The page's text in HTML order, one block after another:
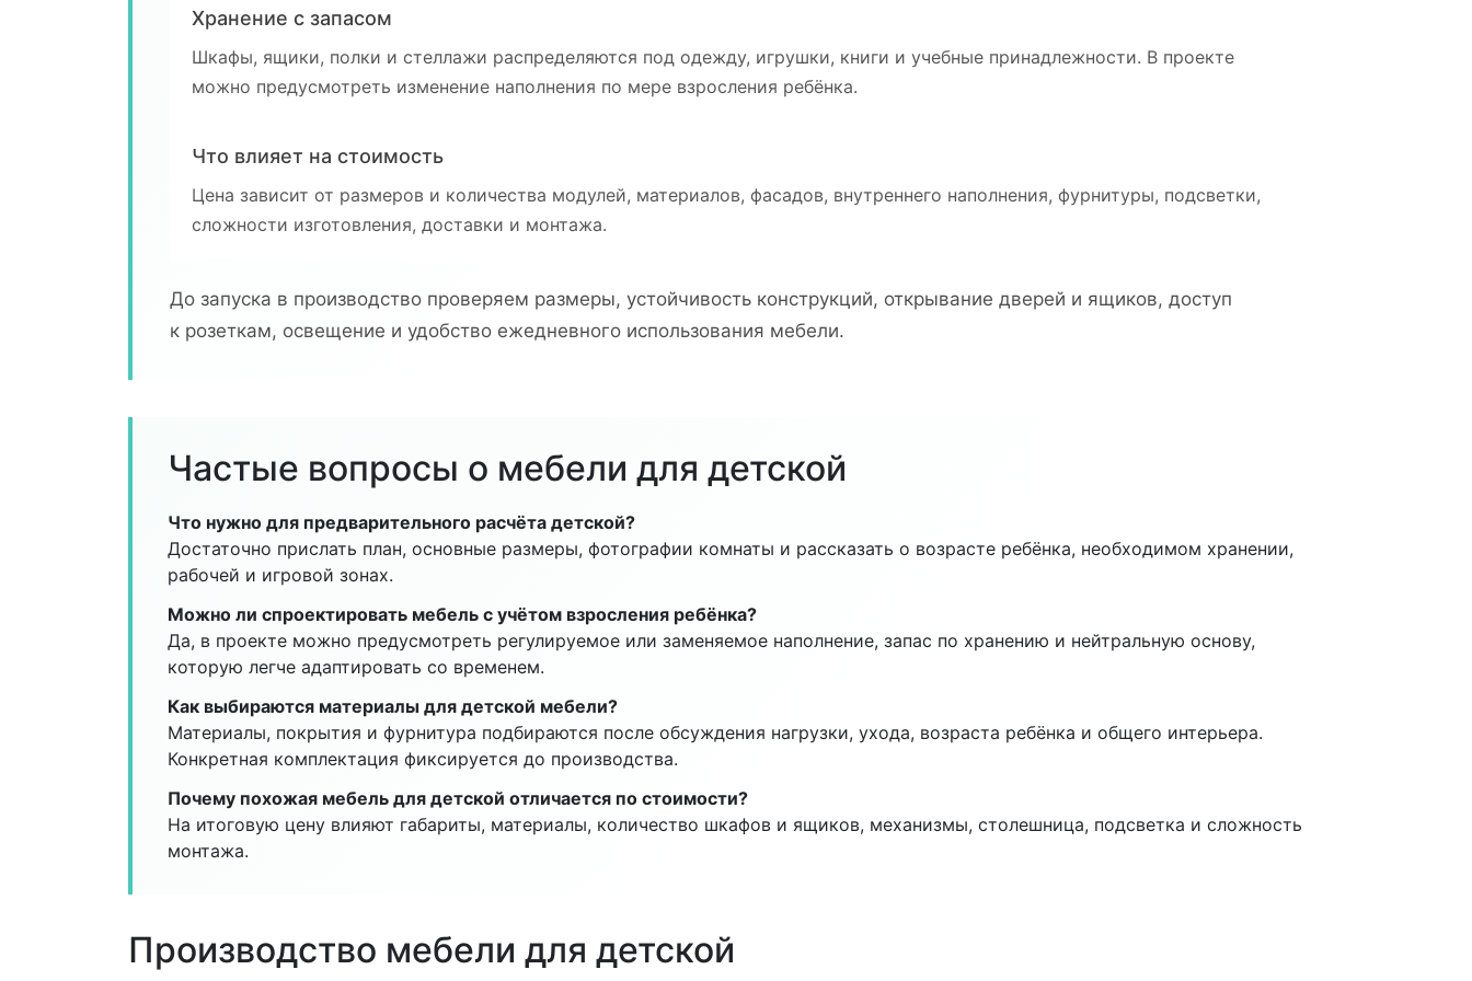
Хранение с запасом
Шкафы, ящики, полки и стеллажи распределяются под одежду, игрушки, книги и учебные принадлежности. В проекте
можно предусмотреть изменение наполнения по мере взросления ребёнка.
Что влияет на стоимость
Цена зависит от размеров и количества модулей, материалов, фасадов, внутреннего наполнения, фурнитуры, подсветки,
сложности изготовления, доставки и монтажа.
До запуска в производство проверяем размеры, устойчивость конструкций, открывание дверей и ящиков, доступ
к розеткам, освещение и удобство ежедневного использования мебели.
Частые вопросы о мебели для детской
Что нужно для предварительного расчёта детской?
Достаточно прислать план, основные размеры, фотографии комнаты и рассказать о возрасте ребёнка, необходимом хранении,
рабочей и игровой зонах.
Можно ли спроектировать мебель с учётом взросления ребёнка?
Да, в проекте можно предусмотреть регулируемое или заменяемое наполнение, запас по хранению и нейтральную основу,
которую легче адаптировать со временем.
Как выбираются материалы для детской мебели?
Материалы, покрытия и фурнитура подбираются после обсуждения нагрузки, ухода, возраста ребёнка и общего интерьера.
Конкретная комплектация фиксируется до производства.
Почему похожая мебель для детской отличается по стоимости?
На итоговую цену влияют габариты, материалы, количество шкафов и ящиков, механизмы, столешница, подсветка и сложность
монтажа.
Производство мебели для детской